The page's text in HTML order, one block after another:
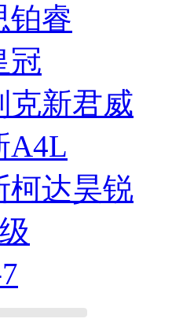
铂睿
冠
克新君威
A4L
柯达昊锐